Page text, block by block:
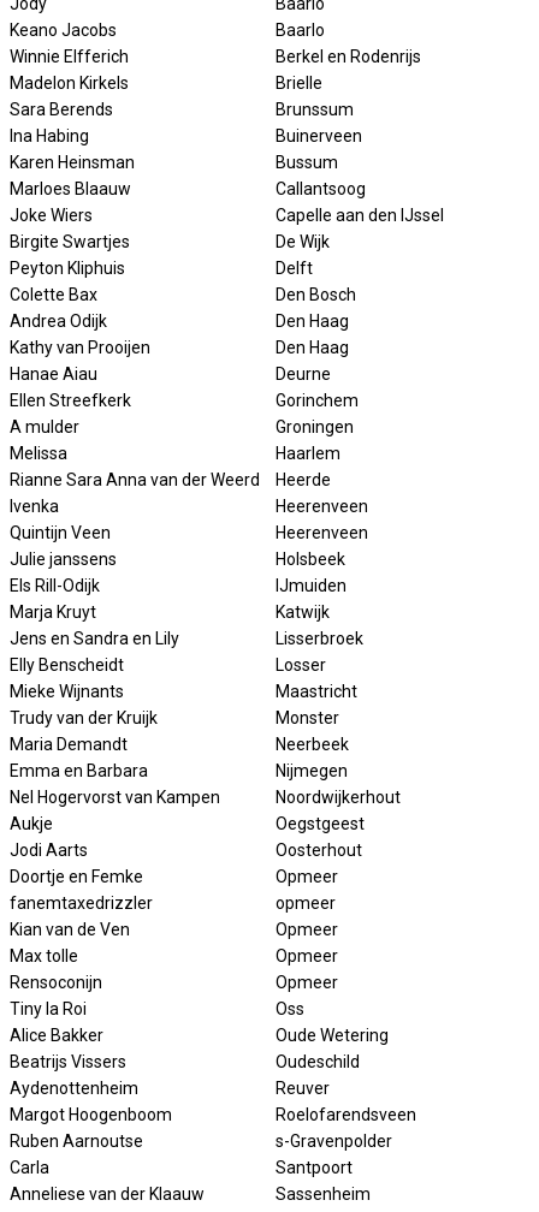
Jody
Baarlo
Keano Jacobs
Baarlo
Winnie Elfferich
Berkel en Rodenrijs
Madelon Kirkels
Brielle
Sara Berends
Brunssum
Ina Habing
Buinerveen
Karen Heinsman
Bussum
Marloes Blaauw
Callantsoog
Joke Wiers
Capelle aan den IJssel
Birgite Swartjes
De Wijk
Peyton Kliphuis
Delft
Colette Bax
Den Bosch
Andrea Odijk
Den Haag
Kathy van Prooijen
Den Haag
Hanae Aiau
Deurne
Ellen Streefkerk
Gorinchem
A mulder
Groningen
Melissa
Haarlem
Rianne Sara Anna van der Weerd
Heerde
Ivenka
Heerenveen
Quintijn Veen
Heerenveen
Julie janssens
Holsbeek
Els Rill-Odijk
IJmuiden
Marja Kruyt
Katwijk
Jens en Sandra en Lily
Lisserbroek
Elly Benscheidt
Losser
Mieke Wijnants
Maastricht
Trudy van der Kruijk
Monster
Maria Demandt
Neerbeek
Emma en Barbara
Nijmegen
Nel Hogervorst van Kampen
Noordwijkerhout
Aukje
Oegstgeest
Jodi Aarts
Oosterhout
Doortje en Femke
Opmeer
fanemtaxedrizzler
opmeer
Kian van de Ven
Opmeer
Max tolle
Opmeer
Rensoconijn
Opmeer
Tiny la Roi
Oss
Alice Bakker
Oude Wetering
Beatrijs Vissers
Oudeschild
Aydenottenheim
Reuver
Margot Hoogenboom
Roelofarendsveen
Ruben Aarnoutse
s-Gravenpolder
Carla
Santpoort
Anneliese van der Klaauw
Sassenheim